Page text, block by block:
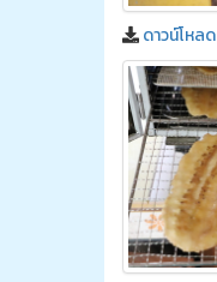
ดาวน์โหลด